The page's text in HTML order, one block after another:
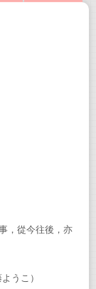
，從今往後，亦
うこ）